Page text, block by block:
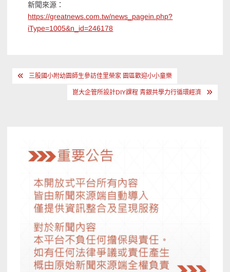
新聞來源：
https://greatnews.com.tw/news_pagein.php?
iType=1005&n_id=246178
文 三股國小附幼園師生參訪佳里榮家 園區歡迎小小童樂
崑大企管所設計DIY課程 青銀共學力行循環經濟